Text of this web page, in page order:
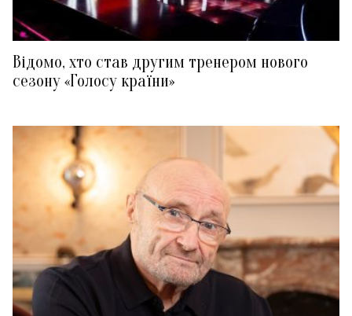
Відомо, хто став другим тренером нового
сезону «Голосу країни»